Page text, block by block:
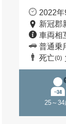
2022
新冠郡
車両相
普通乗
死亡(0)
25～34